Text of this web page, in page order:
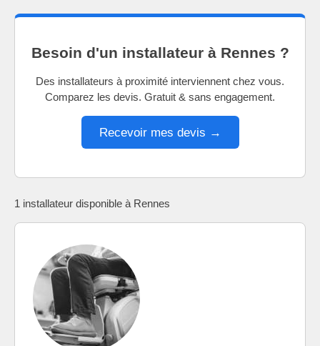
Besoin d'un installateur à Rennes ?
Des installateurs à proximité interviennent chez vous.
Comparez les devis. Gratuit & sans engagement.
Recevoir mes devis →
1 installateur disponible à Rennes